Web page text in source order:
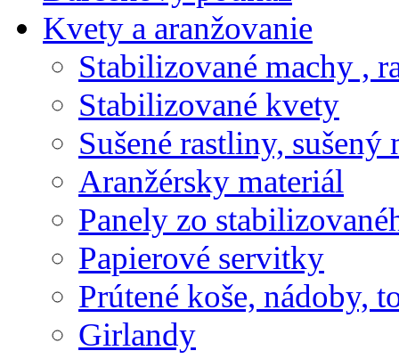
Kvety a aranžovanie
Stabilizované machy ,
Stabilizované kvety
Sušené rastliny,
Aranžérsky materiál
Panely zo
Papierové servitky
Prútené koše, nádoby,
Girlandy